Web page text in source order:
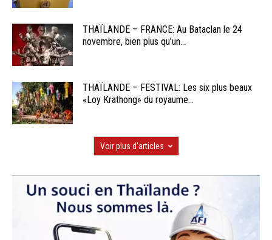
THAÏLANDE – FRANCE: Au Bataclan le 24
novembre, bien plus qu’un...
THAÏLANDE – FESTIVAL: Les six plus beaux
«Loy Krathong» du royaume...
Voir plus d'articles